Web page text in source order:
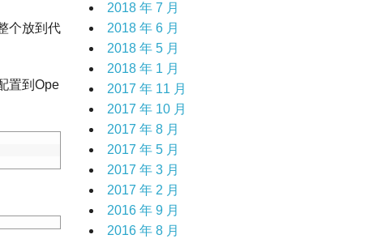
个放到代
置到Ope
2018 年 7 月
2018 年 6 月
2018 年 5 月
2018 年 1 月
2017 年 11 月
2017 年 10 月
2017 年 8 月
2017 年 5 月
2017 年 3 月
2017 年 2 月
2016 年 9 月
2016 年 8 月